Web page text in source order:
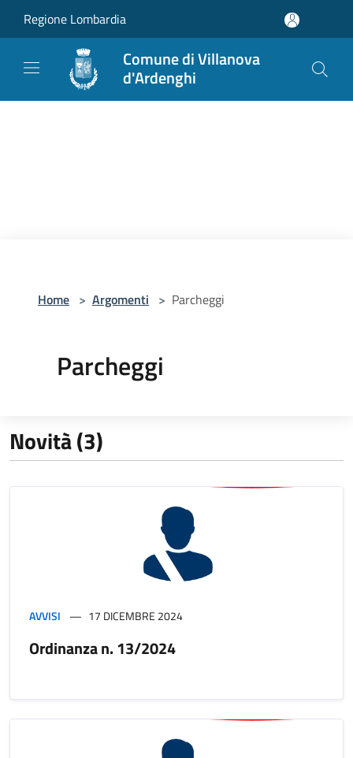
Regione Lombardia
Comune di Villanova
d'Ardenghi
Home > Argomenti > Parcheggi
Parcheggi
Novità (3)
AVVISI 17 DICEMBRE 2024
Ordinanza n. 13/2024